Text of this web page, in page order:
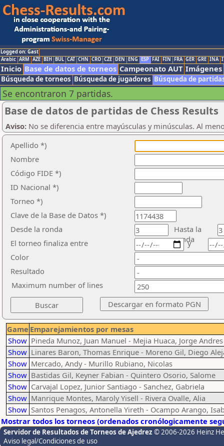
Logged on: Gast
Arabic ARM AZE BIH BUL CAT CHN CRO CZE DEN ENG ESP FAI FIN FRA GER GRE INA
Inicio Base de datos de torneos Campeonato AUT Imágenes
Búsqueda de torneos Búsqueda de jugadores Búsqueda de
Se encontraron 7 partidas.
Base de datos de partidas de Chess Results
Aviso: No se diferencia entre mayúsculas y minúsculas. Al
Apellido *)
Nombre
Código FIDE *)
ID Nacional *)
Torneo *)
Clave de la Base de Datos *)
Desde la ronda
Hasta la
ronda
El torneo finaliza entre
Color
Resultado
y
Maximum number of lines
Game Emparejamientos por mesas
Show Pineda Munoz, Juan Manuel - Mejia Huaca, Jorge Andres
Show Linares Baron, Thomas Enrique - Moreno Gil, Diego
Show Mercado, Andy - Murillo Rubiano, Nicolas
Show Bastidas Gil, Keyner Fabian - Quintero Osorio, Salome
Show Carvajal Lopez, Junior Santiago - Sanchez, Gabriela
Show Manrique Montes, Maroly Yisell - Rivera Ovalle, Alia
Show Santos Penagos, Antonella Yireth - Ocampo Arango,
Mostrar todos los torneos (ordenados cronólogicamente
Servidor de Resultados de Torneos de Ajedrez © 2006-2026 Heinz
Aviso legal/Condiciones de uso